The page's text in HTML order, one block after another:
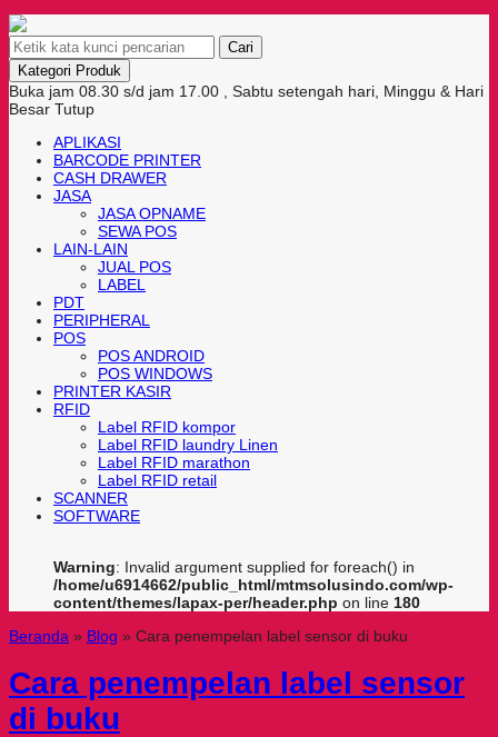
Cari
Kategori Produk
Buka jam 08.30 s/d jam 17.00 , Sabtu setengah hari, Minggu & Hari
Besar Tutup
APLIKASI
BARCODE PRINTER
CASH DRAWER
JASA
JASA OPNAME
SEWA POS
LAIN-LAIN
JUAL POS
LABEL
PDT
PERIPHERAL
POS
POS ANDROID
POS WINDOWS
PRINTER KASIR
RFID
Label RFID kompor
Label RFID laundry Linen
Label RFID marathon
Label RFID retail
SCANNER
SOFTWARE
Warning: Invalid argument supplied for foreach() in
/home/u6914662/public_html/mtmsolusindo.com/wp-
content/themes/lapax-per/header.php on line 180
Beranda » Blog » Cara penempelan label sensor di buku
Cara penempelan label sensor
di buku